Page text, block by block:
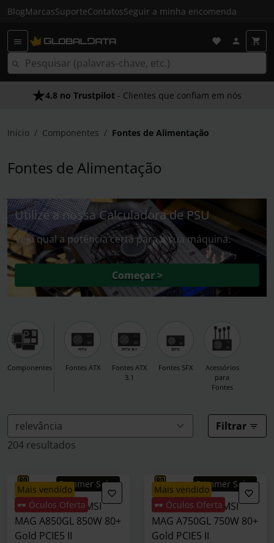
BlogMarcasSuporteContatosSeguir a minha encomenda
Envio Gratuito em 24 HRS- Acima dos 50€
4.8 no Trustpilot - Clientes que confiam em nós
Início Componentes Fontes de Alimentação
Fontes de Alimentação
Utilize a nossa Calculadora de PSU
Veja qual a potência certa para a sua máquina.
Começar >
Componentes Fontes ATX
Fontes ATX
3.1
Fontes SFX
Acessórios
para
Fontes
Filtrar
204 resultados
mais vendido
🕶️ Óculos Oferta
Summer Sales
Fonte Modular MSI
MAG A850GL 850W 80+
Gold PCIE5 II
mais vendido
🕶️ Óculos Oferta
Summer Sales
Fonte Modular MSI
MAG A750GL 750W 80+
Gold PCIE5 II